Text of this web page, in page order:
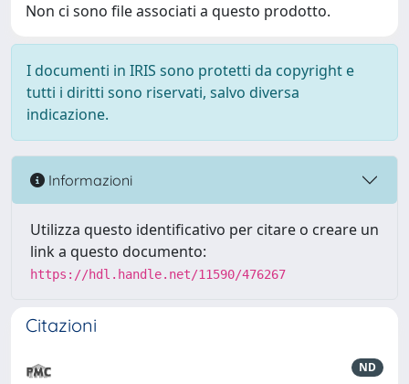
Non ci sono file associati a questo prodotto.
I documenti in IRIS sono protetti da copyright e
tutti i diritti sono riservati, salvo diversa
indicazione.
Informazioni
Utilizza questo identificativo per citare o creare un
link a questo documento:
https://hdl.handle.net/11590/476267
Citazioni
ND